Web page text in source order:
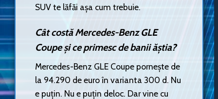
SUV te lăfăi așa cum trebuie.
Cât costă Mercedes-Benz GLE
Coupe și ce primesc de banii ăștia?
Mercedes-Benz GLE Coupe pornește de
la 94.290 de euro în varianta 300 d. Nu
e puțin. Nu e puțin deloc. Dar vine cu